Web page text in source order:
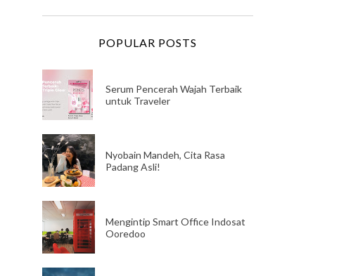
POPULAR POSTS
Serum Pencerah Wajah Terbaik
untuk Traveler
Nyobain Mandeh, Cita Rasa
Padang Asli!
Mengintip Smart Office Indosat
Ooredoo